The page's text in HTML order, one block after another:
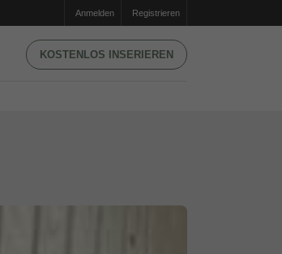
Anmelden Registrieren
KOSTENLOS INSERIEREN